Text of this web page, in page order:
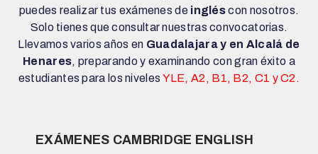
puedes realizar tus exámenes de ingléscon nosotros.
Solo tienes que consultar nuestras convocatorias.
Llevamos varios años en Guadalajara y en Alcalá de
Henares, preparando y examinando con gran éxito a
estudiantes para los niveles YLE, A2, B1, B2, C1 y C2.
EXÁMENES CAMBRIDGE ENGLISH